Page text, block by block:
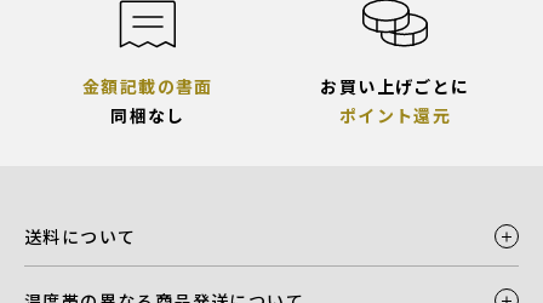
金額記載の書面
同梱なし
お買い上げごとに
ポイント還元
送料について